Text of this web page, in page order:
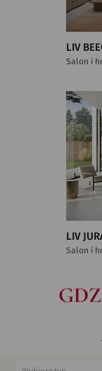
LIV
Salon i
LIV
Salon i